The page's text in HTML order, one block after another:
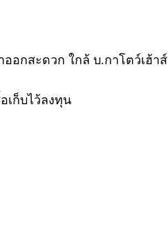
อกสะดวก ใกล้ บ.กาโตว์เฮ้าส์
เก็บไว้ลงทุน